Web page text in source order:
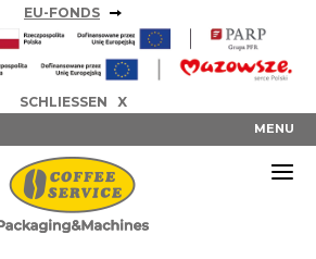
EU-FONDS
SCHLIESSEN X
MENU